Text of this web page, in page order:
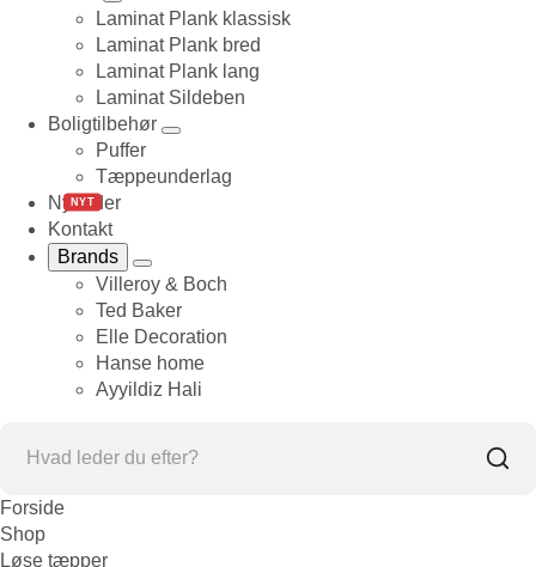
Laminat Plank klassisk
Laminat Plank bred
Laminat Plank lang
Laminat Sildeben
Boligtilbehør
Puffer
Tæppeunderlag
Nyheder
NYT
Kontakt
Brands
Villeroy & Boch
Ted Baker
Elle Decoration
Hanse home
Ayyildiz Hali
Forside
Shop
Løse tæpper